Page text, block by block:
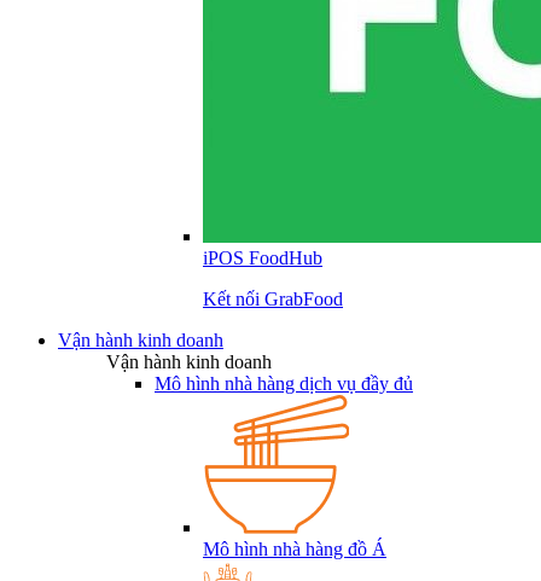
iPOS FoodHub
Kết nối GrabFood
Vận hành kinh doanh
Vận hành kinh doanh
Mô hình nhà hàng dịch vụ đầy đủ
Mô hình nhà hàng đồ Á